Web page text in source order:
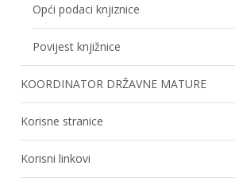
Opći podaci knjiznice
Povijest knjižnice
KOORDINATOR DRŽAVNE MATURE
Korisne stranice
Korisni linkovi